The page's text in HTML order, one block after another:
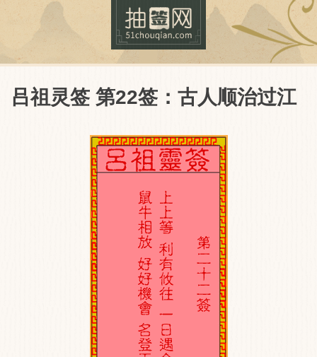
抽签网
吕祖灵签 第22签：古人顺治过江